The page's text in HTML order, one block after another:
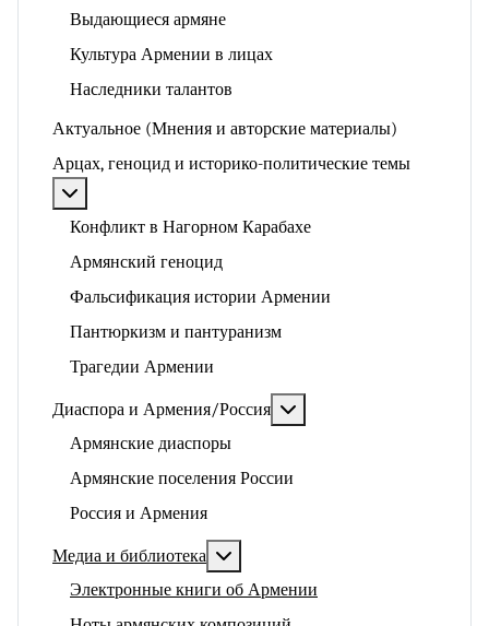
Выдающиеся армяне
Культура Армении в лицах
Наследники талантов
Актуальное (Мнения и авторские материалы)
Арцах, геноцид и историко-политические темы
Конфликт в Нагорном Карабахе
Армянский геноцид
Фальсификация истории Армении
Пантюркизм и пантуранизм
Трагедии Армении
Диаспора и Армения/Россия
Армянские диаспоры
Армянские поселения России
Россия и Армения
Медиа и библиотека
Электронные книги об Армении